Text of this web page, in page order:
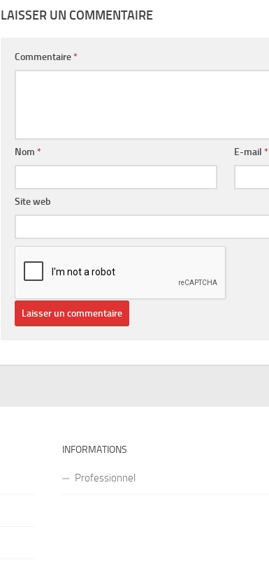
LAISSER UN COMMENTAIRE
Commentaire*
Nom * E-mail*
Site web
INFORMATIONS
Professionnel